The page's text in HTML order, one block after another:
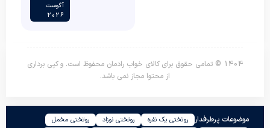
آگوست
2026
1404 © تمامی حقوق برای کالای خواب رادمان محفوظ است. و کپی برداری
از محتوا مجاز نمی باشد.
موضوعات پرطرفدار روتختی یک نفره روتختی نوزاد روتختی مخمل